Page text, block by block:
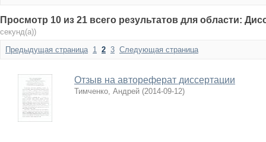
Просмотр 10 из 21 всего результатов для области:
секунд(а))
Предыдущая страница 1 2 3 Следующая страница
Отзыв на автореферат диссертации
Тимченко, Андрей (2014-09-12)